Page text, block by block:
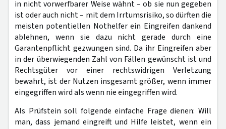
in nicht vorwerfbarer Weise wähnt – ob sie nun gegeben
ist oder auch nicht – mit dem Irrtumsrisiko, so dürften die
meisten potentiellen Nothelfer ein Eingreifen dankend
ablehnen, wenn sie dazu nicht gerade durch eine
Garantenpflicht gezwungen sind. Da ihr Eingreifen aber
in der überwiegenden Zahl von Fällen gewünscht ist und
Rechtsgüter vor einer rechtswidrigen Verletzung
bewahrt, ist der Nutzen insgesamt größer, wenn immer
eingegriffen wird als wenn nie eingegriffen wird.
Als Prüfstein soll folgende einfache Frage dienen: Will
man, dass jemand eingreift und Hilfe leistet, wenn ein